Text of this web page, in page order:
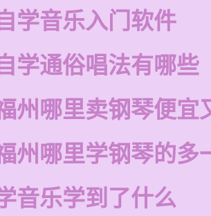
自学音乐入门软件
自学通俗唱法有哪些
州哪里卖钢琴便宜
州哪里学钢琴的多
音乐学到了什么